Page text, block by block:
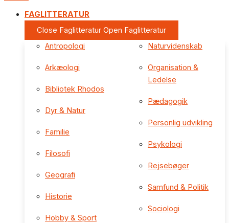
FAGLITTERATUR
Close Faglitteratur Open Faglitteratur
Antropologi
Arkæologi
Bibliotek Rhodos
Dyr & Natur
Familie
Filosofi
Geografi
Historie
Hobby & Sport
Naturvidenskab
Organisation &
Ledelse
Pædagogik
Personlig udvikling
Psykologi
Rejsebøger
Samfund & Politik
Sociologi